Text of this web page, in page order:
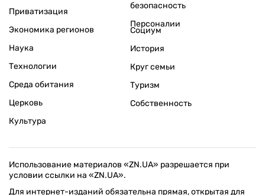
Приватизация
Экономика регионов
безопасность
Персоналии
Наука
Технологии
Среда обитания
Церковь
Культура
Социум
История
Круг семьи
Туризм
Собственность
Использование материалов «ZN.UA» разрешается при
условии ссылки на «ZN.UA».
Для интернет-изданий обязательна прямая, открытая для